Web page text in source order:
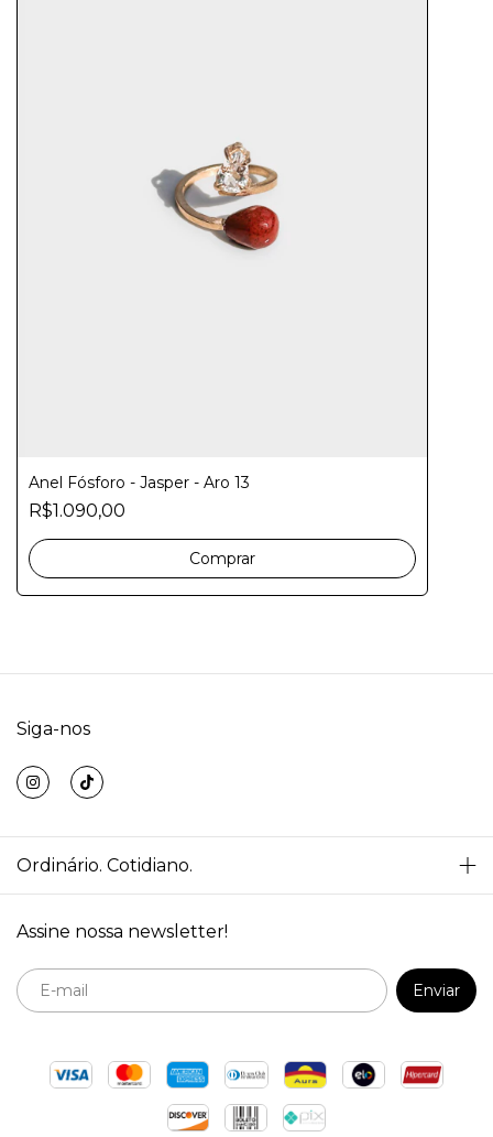
Anel Fósforo - Jasper - Aro 13
R$1.090,00
Comprar
Siga-nos
Ordinário. Cotidiano.
Assine nossa newsletter!